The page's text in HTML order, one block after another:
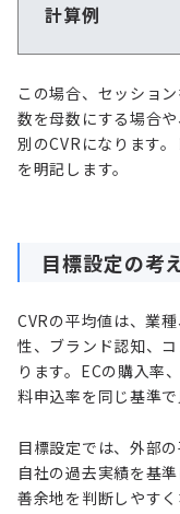
計算例
この場合、セッショ
数を母数にする場合
別のCVRになります
を明記します。
目標設定の考
CVRの平均値は、業
性、ブランド認知、
ります。ECの購入率
料申込率を同じ基準
目標設定では、外部
自社の過去実績を基
善余地を判断しやすく